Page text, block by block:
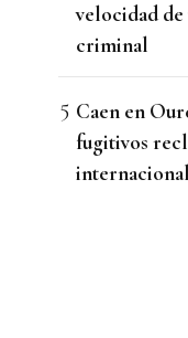
velocidad
criminal
Caen en
fugitivos